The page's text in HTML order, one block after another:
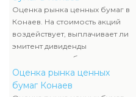
прибыльности акций считается
составляющей рыночной
стоимости и используется
оценщиком наряду с оценкой
имущества компании-эмитента,
чтоб узнать настоящую
стоимость ценных бумаг.
Оценка рынка ценных бумаг в
Конаев. На стоимость акций
воздействует, выплачивает ли
эмитент дивиденды
акционерам либо проценты по
облигациям, какой размер
данных выплат. Определение
прибыльности акций считается
Оценка рынка ценных
бумаг Конаев